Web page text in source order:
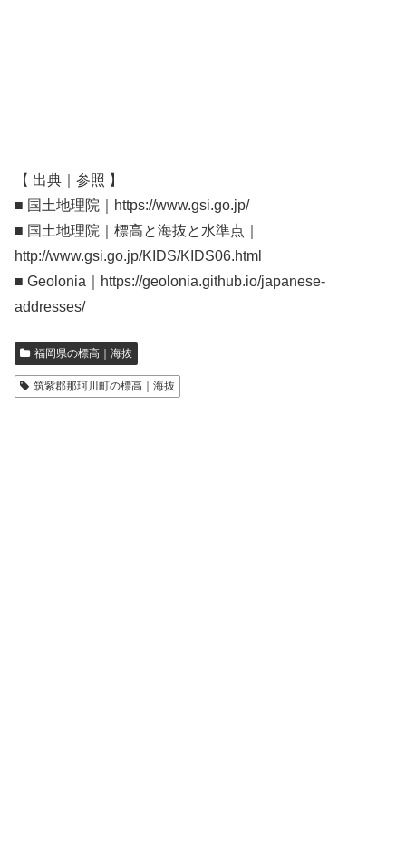
【 出典｜参照 】
■ 国土地理院｜https://www.gsi.go.jp/
■ 国土地理院｜標高と海抜と水準点｜
http://www.gsi.go.jp/KIDS/KIDS06.html
■ Geolonia｜https://geolonia.github.io/japanese-
addresses/
福岡県の標高｜海抜
筑紫郡那珂川町の標高｜海抜